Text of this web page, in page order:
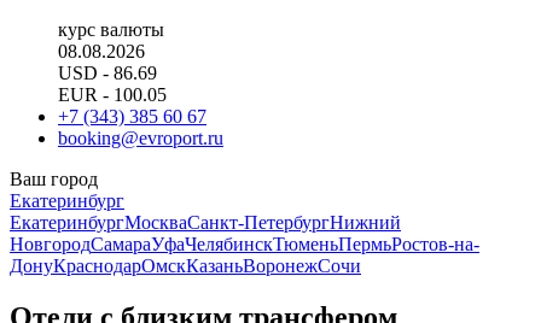
курс валюты
08.08.2026
USD - 86.69
EUR - 100.05
+7 (343) 385 60 67
booking@evroport.ru
Ваш город
Екатеринбург
ЕкатеринбургМоскваСанкт-ПетербургНижний
НовгородСамараУфаЧелябинскТюменьПермьРостов-на-
ДонуКраснодарОмскКазаньВоронежСочи